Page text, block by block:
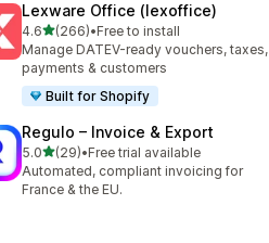
Lexware Office (lexoffice)
4.6เต็ม 5 ดาว
(266)
ทั้งหมด 266 รีวิว
•Free to install
Manage DATEV-ready vouchers, taxes,
payments & customers
Built for Shopify
Regulo – Invoice & Export
5.0เต็ม 5 ดาว
(29)
ทั้งหมด 29 รีวิว
•Free trial available
Automated, compliant invoicing for
France & the EU.